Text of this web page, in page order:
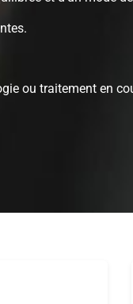
ou traitement en